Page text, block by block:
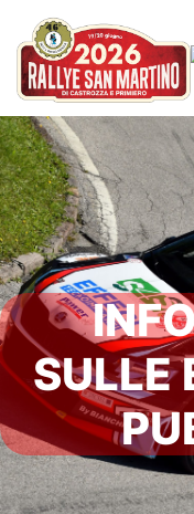
SULLE